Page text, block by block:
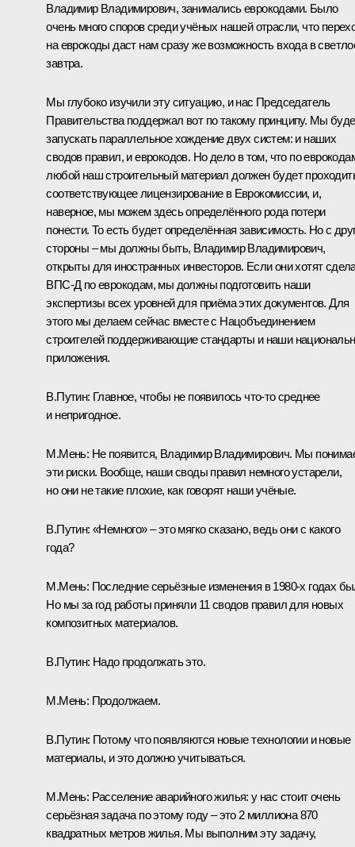
Владимир Владимирович, занимались еврокодами. Было
очень много споров среди учёных нашей отрасли, что
на еврокоды даст нам сразу же возможность входа в
завтра.
Мы глубоко изучили эту ситуацию, и нас Председатель
Правительства поддержал вот по такому принципу. Мы
запускать параллельное хождение двух систем: и наших
сводов правил, и еврокодов. Но дело в том, что по
любой наш строительный материал должен будет
соответствующее лицензирование в Еврокомиссии, и,
наверное, мы можем здесь определённого рода потери
понести. То есть будет определённая зависимость. Но с
стороны – мы должны быть, Владимир Владимирович,
открыты для иностранных инвесторов. Если они хотят
ВПС-Д по еврокодам, мы должны подготовить наши
экспертизы всех уровней для приёма этих документов. Для
этого мы делаем сейчас вместе с Нацобъединением
строителей поддерживающие стандарты и наши
приложения.
В.Путин: Главное, чтобы не появилось что‑то среднее
и непригодное.
М.Мень: Не появится, Владимир Владимирович. Мы
эти риски. Вообще, наши своды правил немного устарели,
но они не такие плохие, как говорят наши учёные.
В.Путин: «Немного» – это мягко сказано, ведь они с какого
года?
М.Мень: Последние серьёзные изменения в 1980-х годах
Но мы за год работы приняли 11 сводов правил для новых
композитных материалов.
В.Путин: Надо продолжать это.
М.Мень: Продолжаем.
В.Путин: Потому что появляются новые технологии и новые
материалы, и это должно учитываться.
М.Мень: Расселение аварийного жилья: у нас стоит очень
серьёзная задача по этому году – это 2 миллиона 870
квадратных метров жилья. Мы выполним эту задачу,